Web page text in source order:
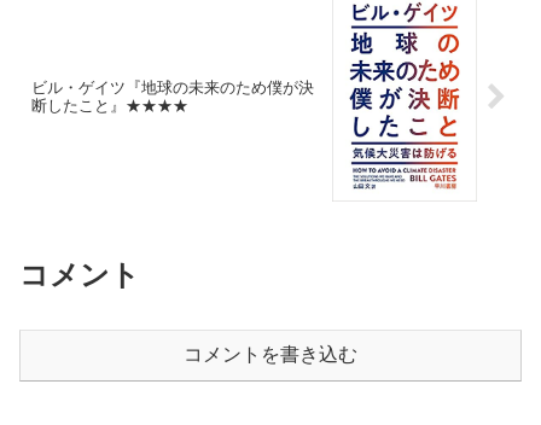
ビル・ゲイツ『地球の未来のため僕が決
断したこと』★★★★
コメント
コメントを書き込む